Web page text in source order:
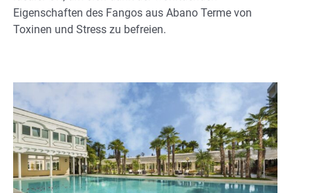
Eigenschaften des Fangos aus Abano Terme von
Toxinen und Stress zu befreien.